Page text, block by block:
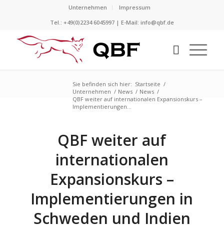
Unternehmen
Impressum
Tel.: +49(0)2234 6045997 | E-Mail: info@qbf.de
Sie befinden sich hier: Startseite /
Unternehmen / News / News /
QBF weiter auf internationalen Expansionskurs –
Implementierungen...
QBF weiter auf
internationalen
Expansionskurs –
Implementierungen in
Schweden und Indien